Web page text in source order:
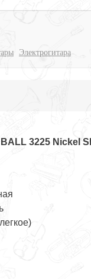
Электрогитара
3225 Nickel